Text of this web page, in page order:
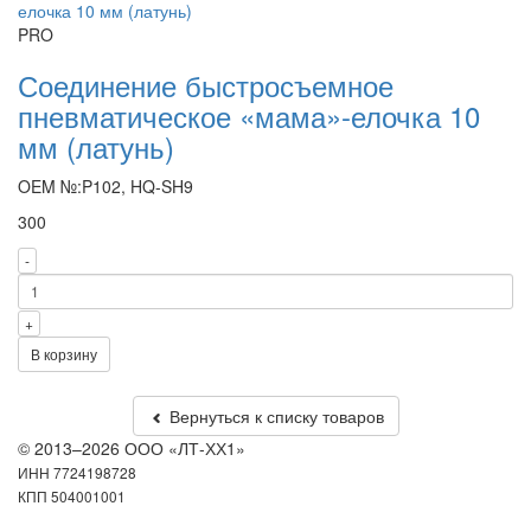
PRO
Соединение быстросъемное
пневматическое «мама»-елочка 10
мм (латунь)
OEM №:P102, HQ-SH9
300
-
+
В корзину
Вернуться к списку товаров
© 2013–2026 ООО «ЛТ-ХХ1»
ИНН 7724198728
КПП 504001001